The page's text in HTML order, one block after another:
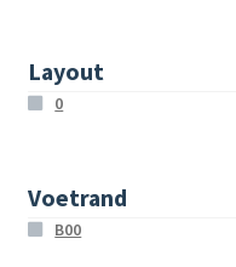
Layout
0
Voetrand
B00